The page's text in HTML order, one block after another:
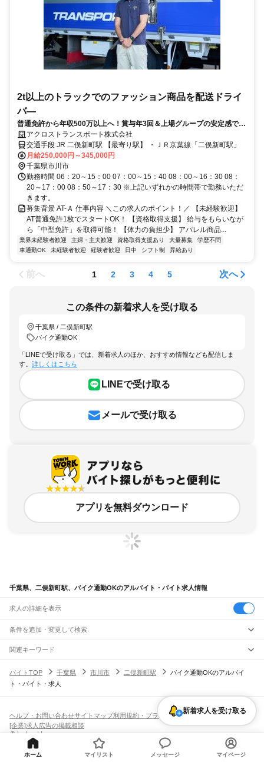
2t以上のトラックでのファッション商品を配送ドライ
バ―
普通免許から年収500万以上へ！賞与年3回＆上場グループの安定感で、
将来の安心を手に入れる。年間休日110日！／安心して活躍できる、手
厚いサポート体制が整っています◎
アクロストランスポート株式会社
交通手段 JR 二俣新町駅 【最寄り駅】 ・ＪＲ京葉線「二俣新町駅」
月給250,000円～345,000円
千葉県市川市
勤務時間 06：20～15：00 07：00～15：40 08：00～16：30 08：
20～17：00 08：50～17：30 ※上記いずれかの時間帯で勤務いただ
きます。
募集背景 AT-Ａ 仕事内容 ＼この求人のポイント！／ 【未経験歓迎】
AT普通免許1枚でスタートOK！ 【資格取得支援】 給与をもらいなが
ら「中型免許」を取得可能！ 【体力の負担少】 アパレル商品...
業界未経験者歓迎 主婦・主夫歓迎 資格取得支援あり 大量募集
学歴不問
車通勤OK
未経験者歓迎 経験者歓迎 日中 シフト制 昇給あり
前へ 1 2 3 4 5 次へ
この条件の新着求人を受け取る
千葉県 / 二俣新町駅
バイク通勤OK
「LINEで受け取る」では、新着求人のほか、おすすめ情報なども配信しま
す。 詳しくはこちら
LINEで受け取る
メールで受け取る
アプリを無料ダウンロード
千葉県、二俣新町駅、バイク通勤OKのアルバイト・バイト求人情報
求人の詳細を表示
条件を追加・変更して検索
市区町村を追加・変更
千葉県すべて
千葉市 すべて
野田市茂原市成田市 佐倉市東金市
旭市習志野市柏市勝浦市市原市流山市八千代市 我孫子市
君津市富津市浦安市
匝瑳市
いすみ市 印旛郡香取郡
夷隅郡
安房郡
駅を追加・変更
船橋法典駅
JR中央・総武線
市川駅本八幡駅下総中山駅 津田沼駅幕張本郷駅幕張駅
新検見川駅
千葉駅
JR総武本線
職種を追加・変更
飲食・フードサービスすべて
ホールスタッフキッチンスタッフ 精肉・鮮魚加工給食調理
パン屋（ベーカリー）
飲食店補助（開店・閉店準備）
飲食店（店長・マネージャー）
営業・販売
人気
日払いOK
ピアスOK
オープニングスタッフ
留学生・外国人活躍中
勤務期間
雇用形態を追加・変更
アルバイト・パート
正社員
都道府県を変更
関連キーワード
バイトTOP
千葉県 市川市 二俣新町駅
バイク通勤OKのアルバイ
ト・バイト・求人
新着求人を受け取る
ヘルプ・お問い合わせサイトマップ利用規約・プライバシーポリシー
[企業]求人広告の掲載相談
ホーム マイリスト メッセージ マイページ